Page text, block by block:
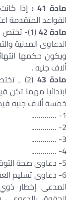
مادة 41 :
إذا
القواعد المتقدمة
مادة 42
(1)- تختص
الدعاوى المدنية
ويكون حكمها
ألاف جنيه .
مادة 43
(2) ـ
ابتدائيا مهما تكن
خمسة ألاف جنيه
1- ………….
2- ………….
3- ………….
4- ………….
5- دعاوى صحة التوقيع أياً كانت قيمتها
6- دعاوى تسليم
المدعى إخطار